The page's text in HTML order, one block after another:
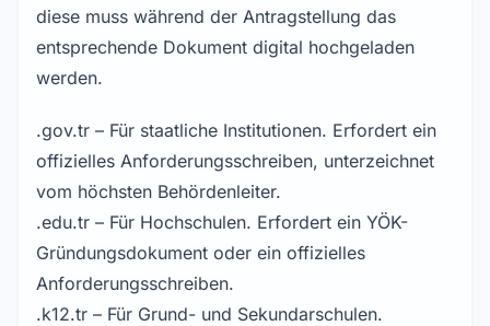
diese muss während der Antragstellung das
entsprechende Dokument digital hochgeladen
werden.
.gov.tr – Für staatliche Institutionen. Erfordert ein
offizielles Anforderungsschreiben, unterzeichnet
vom höchsten Behördenleiter.
.edu.tr – Für Hochschulen. Erfordert ein YÖK-
Gründungsdokument oder ein offizielles
Anforderungsschreiben.
.k12.tr – Für Grund- und Sekundarschulen.